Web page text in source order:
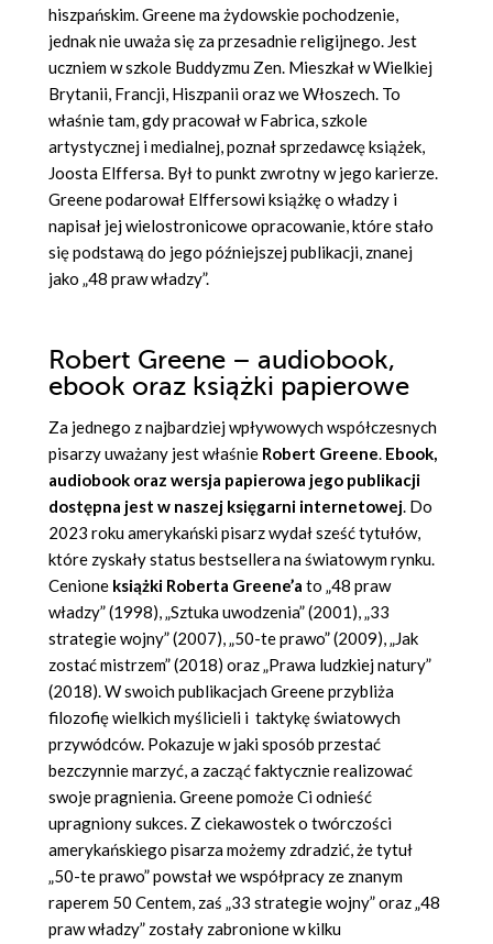
hiszpańskim. Greene ma żydowskie pochodzenie,
jednak nie uważa się za przesadnie religijnego. Jest
uczniem w szkole Buddyzmu Zen. Mieszkał w Wielkiej
Brytanii, Francji, Hiszpanii oraz we Włoszech. To
właśnie tam, gdy pracował w Fabrica, szkole
artystycznej i medialnej, poznał sprzedawcę książek,
Joosta Elffersa. Był to punkt zwrotny w jego karierze.
Greene podarował Elffersowi książkę o władzy i
napisał jej wielostronicowe opracowanie, które stało
się podstawą do jego późniejszej publikacji, znanej
jako „48 praw władzy”.
Robert Greene – audiobook,
ebook oraz książki papierowe
Za jednego z najbardziej wpływowych współczesnych
pisarzy uważany jest właśnie Robert Greene. Ebook,
audiobook oraz wersja papierowa jego publikacji
dostępna jest w naszej księgarni internetowej. Do
2023 roku amerykański pisarz wydał sześć tytułów,
które zyskały status bestsellera na światowym rynku.
Cenione książki Roberta Greene’a to „48 praw
władzy” (1998), „Sztuka uwodzenia” (2001), „33
strategie wojny” (2007), „50-te prawo” (2009), „Jak
zostać mistrzem” (2018) oraz „Prawa ludzkiej natury”
(2018). W swoich publikacjach Greene przybliża
filozofię wielkich myślicieli i taktykę światowych
przywódców. Pokazuje w jaki sposób przestać
bezczynnie marzyć, a zacząć faktycznie realizować
swoje pragnienia. Greene pomoże Ci odnieść
upragniony sukces. Z ciekawostek o twórczości
amerykańskiego pisarza możemy zdradzić, że tytuł
„50-te prawo” powstał we współpracy ze znanym
raperem 50 Centem, zaś „33 strategie wojny” oraz „48
praw władzy” zostały zabronione w kilku